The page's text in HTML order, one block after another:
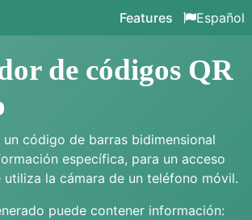
Features Español
de códigos QR
un código de barras bidimensional
específica, para un acceso
utiliza la cámara de un teléfono móvil.
puede contener información: